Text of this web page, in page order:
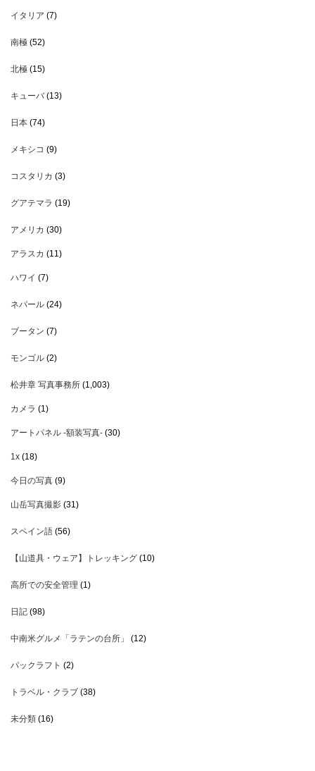
イタリア (7)
南極 (52)
北極 (15)
キューバ(13)
日本 (74)
メキシコ (9)
コスタリカ (3)
グアテマラ (19)
アメリカ (30)
アラスカ (11)
ハワイ (7)
ネパール (24)
ブータン (7)
モンゴル (2)
松井章 写真事務所 (1,003)
カメラ (1)
アートパネル -額装写真- (30)
1x (18)
今日の写真 (9)
山岳写真撮影 (31)
スペイン語 (56)
【山道具・ウェア】トレッキング (10)
高所での安全管理 (1)
日記 (98)
中南米グルメ「ラテンの台所」 (12)
パックラフト (2)
トラベル・クラブ (38)
未分類 (16)